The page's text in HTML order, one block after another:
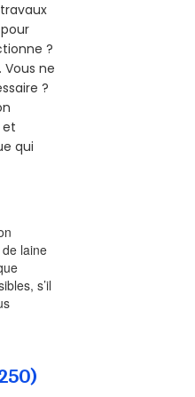
?
ne
?
et
qui
de laine
s’il